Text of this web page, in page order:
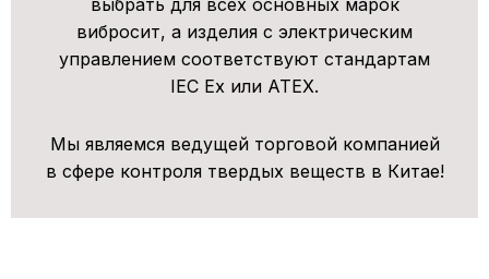
вибросит, а изделия с электрическим
управлением соответствуют стандартам
IEC Ex или ATEX.
Мы являемся ведущей торговой компанией
в сфере контроля твердых веществ в Китае!